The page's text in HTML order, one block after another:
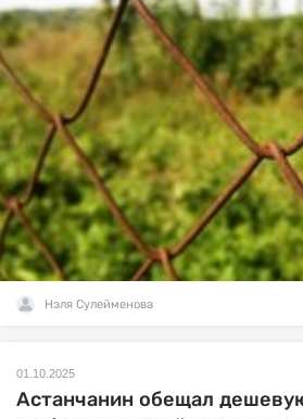
Нэля Сулейменова
01.10.2025
Астанчанин обещал